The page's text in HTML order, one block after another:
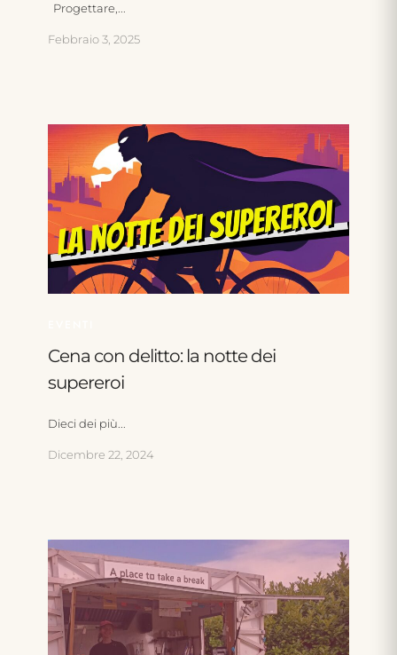
Progettare,...
Febbraio 3, 2025
Cena con delitto: la notte dei
supereroi
Dieci dei più...
Dicembre 22, 2024